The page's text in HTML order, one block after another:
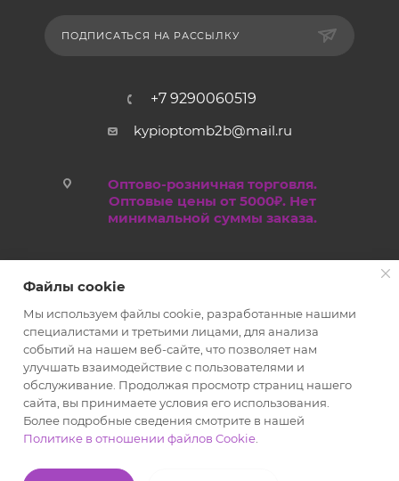
ПОДПИСАТЬСЯ НА РАССЫЛКУ
+7 9290060519
kypioptomb2b@mail.ru
Оптово-розничная торговля.
Оптовые цены от 5000₽. Нет
минимальной суммы заказа.
2019 - 2026 © Kypioptom.ru оптово-розничный интернет-
магазин
Файлы cookie
Мы используем файлы cookie, разработанные нашими
специалистами и третьими лицами, для анализа
событий на нашем веб-сайте, что позволяет нам
улучшать взаимодействие с пользователями и
обслуживание. Продолжая просмотр страниц нашего
сайта, вы принимаете условия его использования.
Более подробные сведения смотрите в нашей
Политике в отношении файлов Cookie